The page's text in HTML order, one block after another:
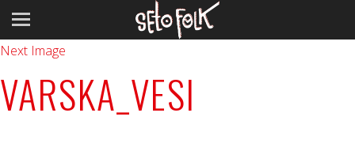
Previous Image
Next Image
VARSKA_VESI